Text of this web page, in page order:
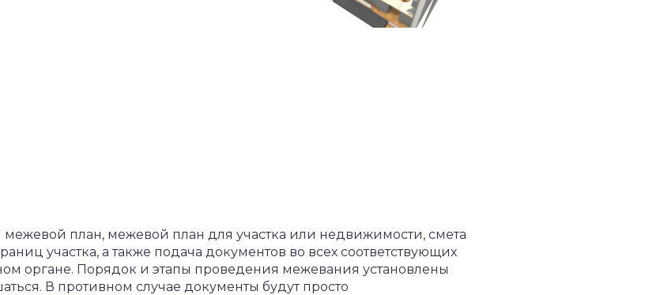
межевой план, межевой план для участка или недвижимости, смета
участка, а также подача документов во всех соответствующих
органе. Порядок и этапы проведения межевания установлены
В противном случае документы будут просто